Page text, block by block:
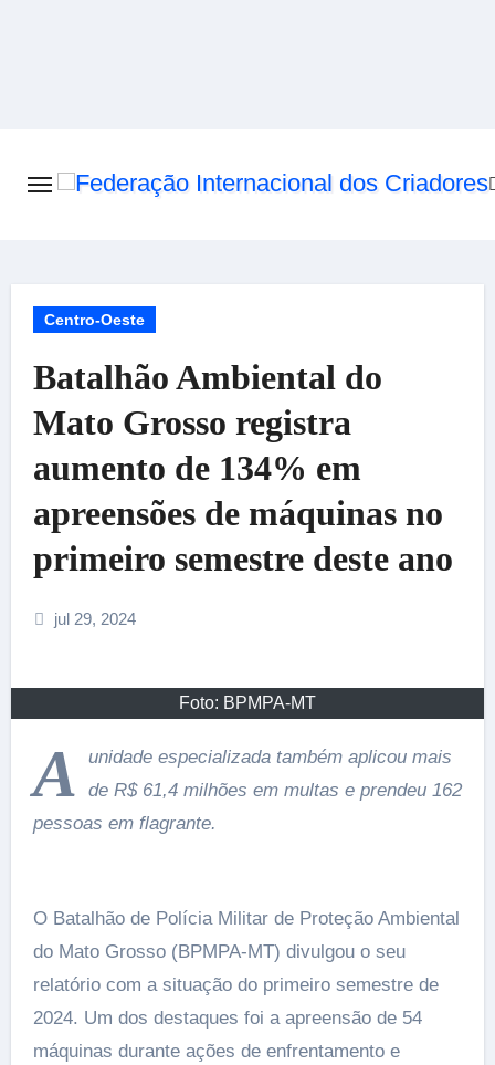
Centro-Oeste
Batalhão Ambiental do
Mato Grosso registra
aumento de 134% em
apreensões de máquinas no
primeiro semestre deste ano
jul 29, 2024
Foto: BPMPA-MT
A
unidade especializada também aplicou mais
de R$ 61,4 milhões em multas e prendeu 162
pessoas em flagrante.
O Batalhão de Polícia Militar de Proteção Ambiental
do Mato Grosso (BPMPA-MT) divulgou o seu
relatório com a situação do primeiro semestre de
2024. Um dos destaques foi a apreensão de 54
máquinas durante ações de enfrentamento e